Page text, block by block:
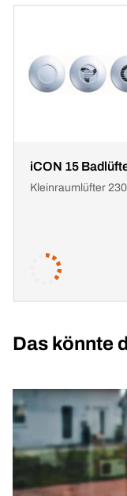
iCON 15
Kleinraumlüfter
Das könnte